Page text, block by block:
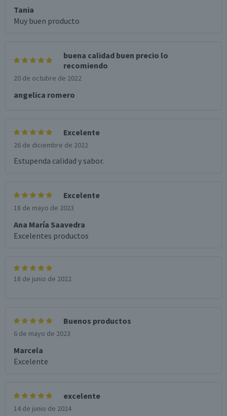
Tania
Muy buen producto
buena calidad buen precio lo
recomiendo
20 de octubre de 2022
angelica romero
Excelente
26 de diciembre de 2022
Estupenda calidad y sabor.
Excelente
18 de mayo de 2023
Ana María Saavedra
Excelentes productos
18 de junio de 2022
Buenos productos
6 de mayo de 2023
Marcela
Excelente
excelente
14 de junio de 2024